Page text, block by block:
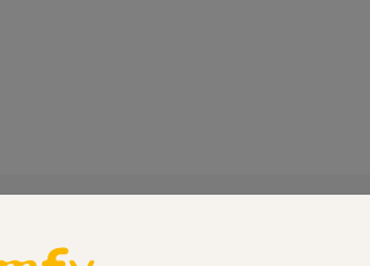
le remplacera.
que ma V2 meurt de sa belle